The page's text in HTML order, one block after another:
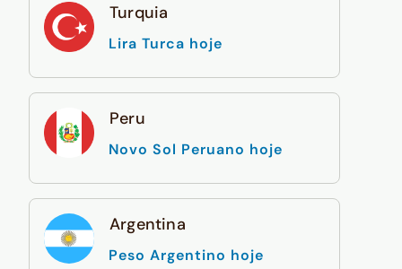
Turquia
Lira Turca hoje
Peru
Novo Sol Peruano hoje
Argentina
Peso Argentino hoje